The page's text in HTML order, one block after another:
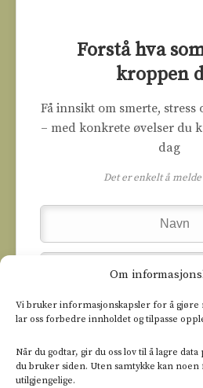
Om
Vi bruker informasjonskapsler for å gjøre
lar oss forbedre innholdet og tilpasse
Når du godtar, gir du oss lov til å lagre
du bruker siden. Uten samtykke kan
utilgjengelige.
Forstå hva
kroppen
Få innsikt om smerte,
– med konkrete øvelser du
dag
Det er enkelt å melde